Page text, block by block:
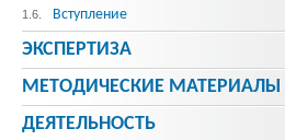
1.6. Вступление
ЭКСПЕРТИЗА
МЕТОДИЧЕСКИE МАТЕРИАЛЫ
ДЕЯТЕЛЬНОСТЬ